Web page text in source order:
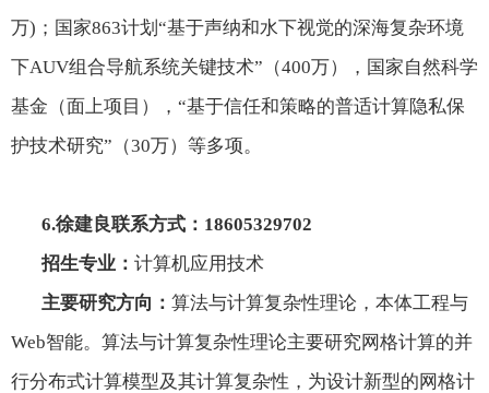
万) ；国家863计划“基于声纳和水下视觉的深海复杂环境
下AUV组合导航系统关键技术”（400万），国家自然科学
基金（面上项目），“基于信任和策略的普适计算隐私保
护技术研究”（30万）等多项。
6.徐建良联系方式： 18605329702
招生专业： 计算机应用技术
主要研究方向： 算法与计算复杂性理论，本体工程与
Web智能。算法与计算复杂性理论主要研究网格计算的并
行分布式计算模型及其计算复杂性，为设计新型的网格计